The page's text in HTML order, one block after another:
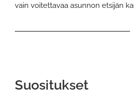
vain voitettavaa asunnon etsijän
Suositukset